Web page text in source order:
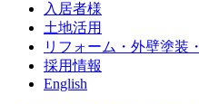
入居者様
土地活用
リフォーム・外壁塗装
採用情報
English